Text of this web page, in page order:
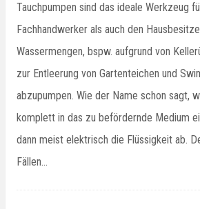
Tauchpumpen sind das ideale Werkzeug
Fachhandwerker als auch den
Wassermengen, bspw. aufgrund von
zur Entleerung von Gartenteichen und
abzupumpen. Wie der Name schon sagt,
komplett in das zu befördernde Medium
dann meist elektrisch die Flüssigkeit ab.
Fällen…